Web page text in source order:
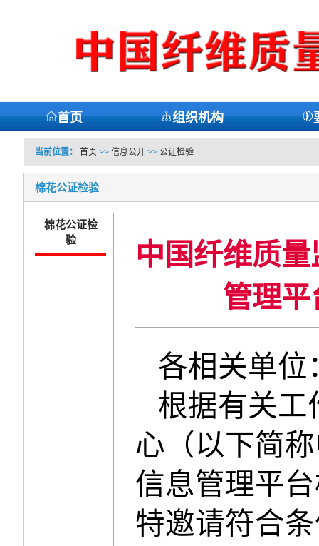
首页 组织机构
当前位置： 首页 >> 信息公开>> 公证检验
棉花公证检验
棉花公证检
验
中国纤维质
管理
各相关单位
根据有关工
心（以下简
信息管理平台
特邀请符合